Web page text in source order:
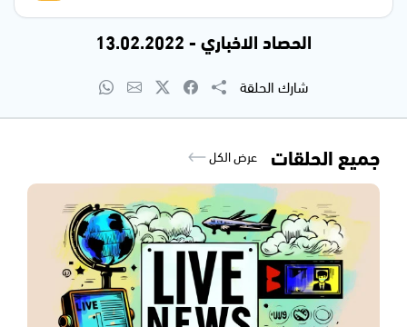
الحصاد الاخباري - 13.02.2022
شارك الحلقة
جميع الحلقات عرض الكل